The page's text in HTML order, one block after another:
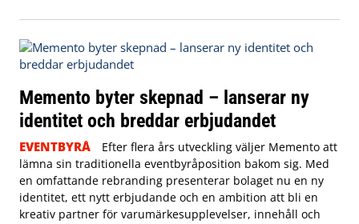
Memento byter skepnad – lanserar ny
identitet och breddar erbjudandet
EVENTBYRÅ
Efter flera års utveckling väljer Memento att
lämna sin traditionella eventbyråposition bakom sig. Med
en omfattande rebranding presenterar bolaget nu en ny
identitet, ett nytt erbjudande och en ambition att bli en
kreativ partner för varumärkesupplevelser, innehåll och